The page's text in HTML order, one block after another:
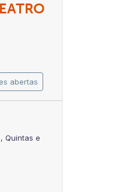
abertas
Quintas e